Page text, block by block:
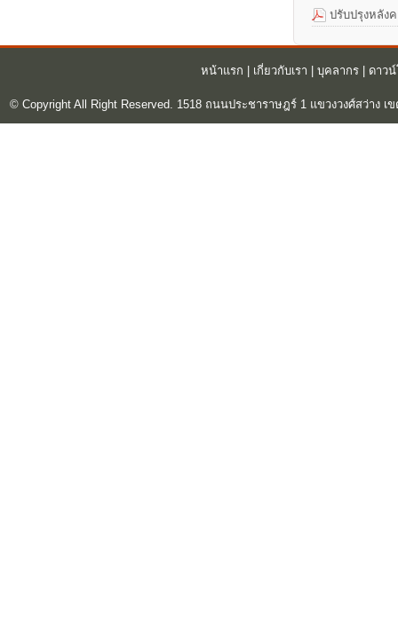
ปรับปรุงหลัง
หน้าแรก เกี่ยวกับเรา บุคลากร| ดาว
© Copyright All Right Reserved. 1518 ถนนประชาราษฎร์ 1 แขวงวงศ์สว่าง